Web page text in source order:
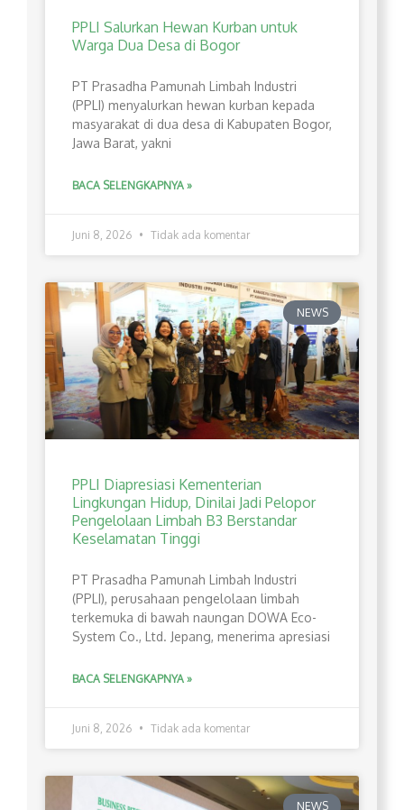
PPLI Salurkan Hewan Kurban untuk
Warga Dua Desa di Bogor
PT Prasadha Pamunah Limbah Industri
(PPLI) menyalurkan hewan kurban kepada
masyarakat di dua desa di Kabupaten Bogor,
Jawa Barat, yakni
BACA SELENGKAPNYA »
Juni 8, 2026 Tidak ada komentar
NEWS
PPLI Diapresiasi Kementerian
Lingkungan Hidup, Dinilai Jadi Pelopor
Pengelolaan Limbah B3 Berstandar
Keselamatan Tinggi
PT Prasadha Pamunah Limbah Industri
(PPLI), perusahaan pengelolaan limbah
terkemuka di bawah naungan DOWA Eco-
System Co., Ltd. Jepang, menerima apresiasi
BACA SELENGKAPNYA »
Juni 8, 2026 Tidak ada komentar
NEWS